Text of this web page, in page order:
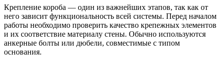
Крепление короба — один из важнейших этапов, так как от
него зависит функциональность всей системы. Перед началом
работы необходимо проверить качество крепежных элементов
и их соответствие материалу стены. Обычно используются
анкерные болты или дюбели, совместимые с типом
основания.